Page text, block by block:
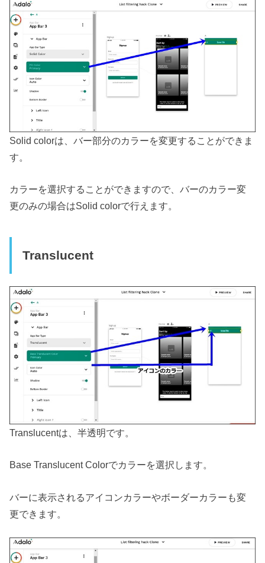
Solid colorは、バー部分のカラーを変更することができま
す。
カラーを選択することができますので、バーのカラー変
更のみの場合はSolid colorで行えます。
Translucent
Translucentは、半透明です。
Base Translucent Colorでカラーを選択します。
バーに表示されるアイコンカラーやボーダーカラーも変
更できます。